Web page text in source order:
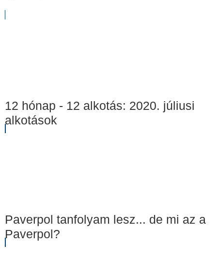
12 hónap - 12 alkotás: 2020. júliusi
alkotások
Paverpol tanfolyam lesz... de mi az a
Paverpol?